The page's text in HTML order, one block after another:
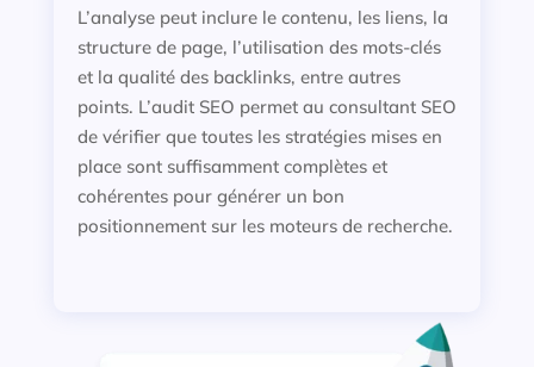
L’analyse peut inclure le contenu, les liens, la
structure de page, l’utilisation des mots-clés
et la qualité des backlinks, entre autres
points. L’audit SEO permet au consultant SEO
de vérifier que toutes les stratégies mises en
place sont suffisamment complètes et
cohérentes pour générer un bon
positionnement sur les moteurs de recherche.